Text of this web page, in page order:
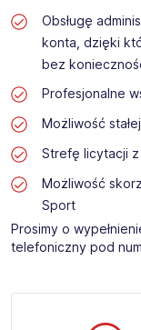
Obsługę
konta, dzięki
bez
Profesjonalne
Możliwość
Strefę licytacji
Możliwość
Sport
Prosimy o
telefoniczny pod